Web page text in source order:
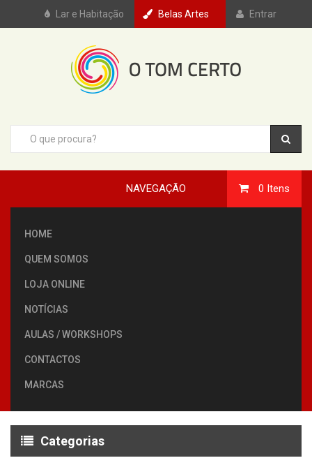
Lar e Habitação Belas Artes Entrar
0 Itens
NAVEGAÇÃO
HOME
QUEM SOMOS
LOJA ONLINE
NOTÍCIAS
AULAS / WORKSHOPS
CONTACTOS
MARCAS
Categorias